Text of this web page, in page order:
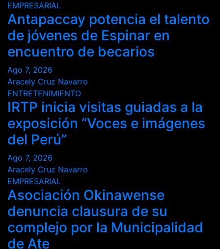
EMPRESARIAL
Antapaccay potencia el talento
de jóvenes de Espinar en
encuentro de becarios
Ago 7, 2026
Aracely Cruz Navarro
ENTRETENIMIENTO
IRTP inicia visitas guiadas a la
exposición “Voces e imágenes
del Perú”
Ago 7, 2026
Aracely Cruz Navarro
EMPRESARIAL
Asociación Okinawense
denuncia clausura de su
complejo por la Municipalidad
de Ate